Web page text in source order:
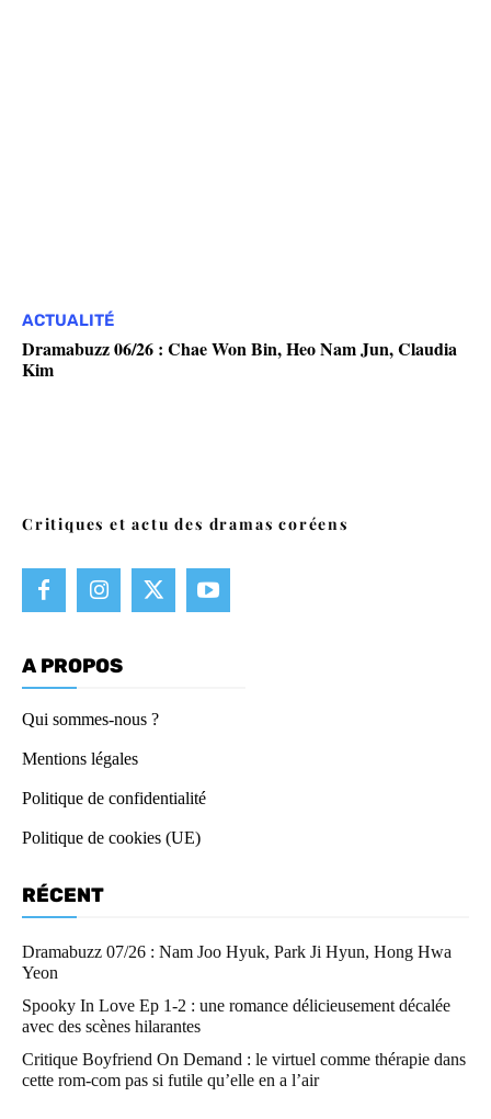
ACTUALITÉ
Dramabuzz 06/26 : Chae Won Bin, Heo Nam Jun, Claudia
Kim
Critiques et actu des dramas coréens
A PROPOS
Qui sommes-nous ?
Mentions légales
Politique de confidentialité
Politique de cookies (UE)
RÉCENT
Dramabuzz 07/26 : Nam Joo Hyuk, Park Ji Hyun, Hong Hwa
Yeon
Spooky In Love Ep 1-2 : une romance délicieusement décalée
avec des scènes hilarantes
Critique Boyfriend On Demand : le virtuel comme thérapie dans
cette rom-com pas si futile qu’elle en a l’air